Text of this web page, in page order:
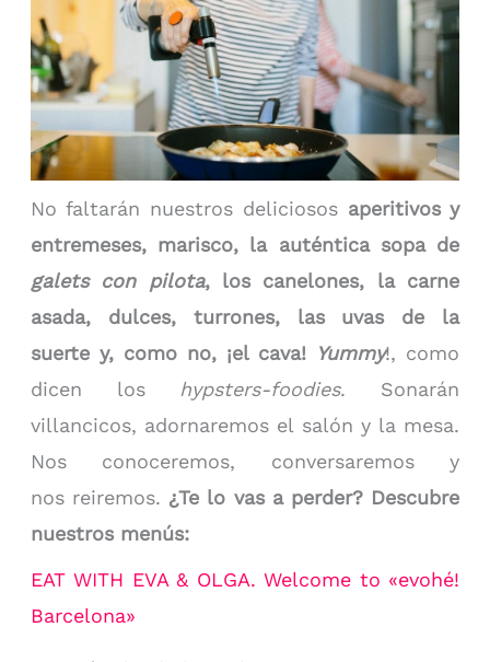
No faltarán nuestros deliciosos aperitivos y
entremeses, marisco, la auténtica sopa de
galets con pilota, los canelones, la carne
asada, dulces, turrones, las uvas de la
suerte y, como no, ¡el cava! Yummy!, como
dicen los hypsters-foodies. Sonarán
villancicos, adornaremos el salón y la mesa.
Nos conoceremos, conversaremos y
nos reiremos. ¿Te lo vas a perder? Descubre
nuestros menús:
EAT WITH EVA & OLGA. Welcome to «evohé!
Barcelona»